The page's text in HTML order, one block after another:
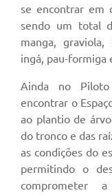
Transparência
COMUS
Arquivos para
Cadastro para Estágio
Contas Públicas
Diário Oficial
se encontrar em
sendo um total
manga, graviola,
ingá, pau-formiga
Ainda no
encontrar o
ao plantio de
do tronco e das
as condições do
permitindo o
comprometer